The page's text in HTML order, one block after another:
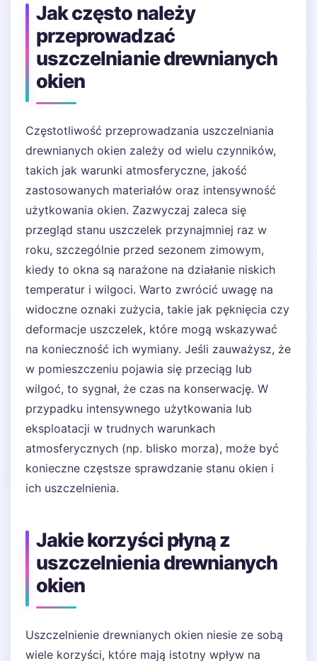
Jak często należy
przeprowadzać
uszczelnianie drewnianych
okien
Częstotliwość przeprowadzania uszczelniania
drewnianych okien zależy od wielu czynników,
takich jak warunki atmosferyczne, jakość
zastosowanych materiałów oraz intensywność
użytkowania okien. Zazwyczaj zaleca się
przegląd stanu uszczelek przynajmniej raz w
roku, szczególnie przed sezonem zimowym,
kiedy to okna są narażone na działanie niskich
temperatur i wilgoci. Warto zwrócić uwagę na
widoczne oznaki zużycia, takie jak pęknięcia czy
deformacje uszczelek, które mogą wskazywać
na konieczność ich wymiany. Jeśli zauważysz, że
w pomieszczeniu pojawia się przeciąg lub
wilgoć, to sygnał, że czas na konserwację. W
przypadku intensywnego użytkowania lub
eksploatacji w trudnych warunkach
atmosferycznych (np. blisko morza), może być
konieczne częstsze sprawdzanie stanu okien i
ich uszczelnienia.
Jakie korzyści płyną z
uszczelnienia drewnianych
okien
Uszczelnienie drewnianych okien niesie ze sobą
wiele korzyści, które mają istotny wpływ na